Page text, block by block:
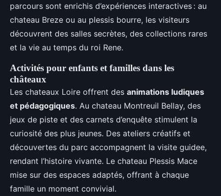
parcours sont enrichis d’expériences interactives : au
chateau Breze ou au plessis bourre, les visiteurs
découvrent des salles secrètes, des collections rares
et la vie au temps du roi Rene.
Activités pour enfants et familles dans les
châteaux
Les chateaux Loire offrent des animations ludiques
et pédagogiques. Au chateau Montreuil Bellay, des
jeux de piste et des carnets d’enquête stimulent la
curiosité des plus jeunes. Des ateliers créatifs et
découvertes du parc accompagnent la visite guidee,
rendant l’histoire vivante. Le chateau Plessis Mace
mise sur des espaces adaptés, offrant à chaque
famille un moment convivial.